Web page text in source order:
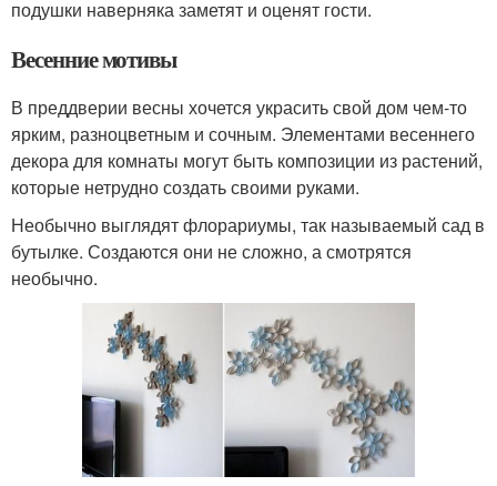
подушки наверняка заметят и оценят гости.
Весенние мотивы
В преддверии весны хочется украсить свой дом чем-то
ярким, разноцветным и сочным. Элементами весеннего
декора для комнаты могут быть композиции из растений,
которые нетрудно создать своими руками.
Необычно выглядят флорариумы, так называемый сад в
бутылке. Создаются они не сложно, а смотрятся
необычно.